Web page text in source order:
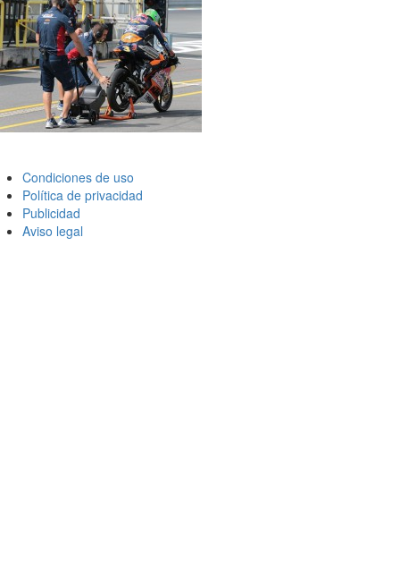
Condiciones de uso
Política de privacidad
Publicidad
Aviso legal